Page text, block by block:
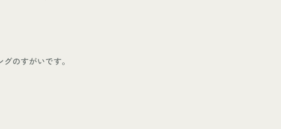
のすがいです。